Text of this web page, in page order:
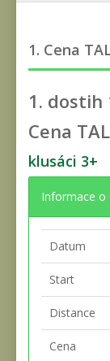
1. Cena
1. dostih
Cena
klusáci 3+
Informace o
Datum
Start
Distance
Cena